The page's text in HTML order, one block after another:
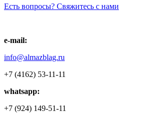
Есть вопросы? Свяжитесь с нами
e-mail:
info@almazblag.ru
+7 (4162) 53-11-11
whatsapp:
+7 (924) 149-51-11